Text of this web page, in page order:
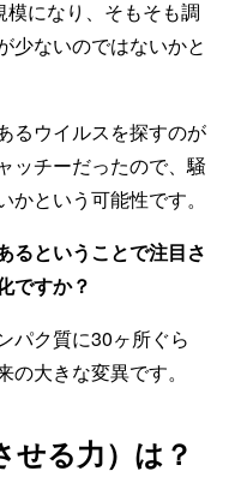
になり、そもそも調
少ないのではないかと
るウイルスを探すのが
ッチーだったので、騒
という可能性です。
ということで注目さ
ですか？
パク質に30ヶ所ぐら
大きな変異です。
せる力）は？